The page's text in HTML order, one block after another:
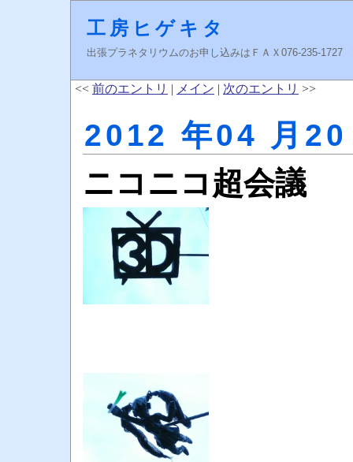
工房ヒゲキタ
出張プラネタリウムのお申し込みはＦＡＸ076-235-
<< 前のエントリ | メイン | 次のエントリ >>
2012 年04 月
ニコニコ超会議